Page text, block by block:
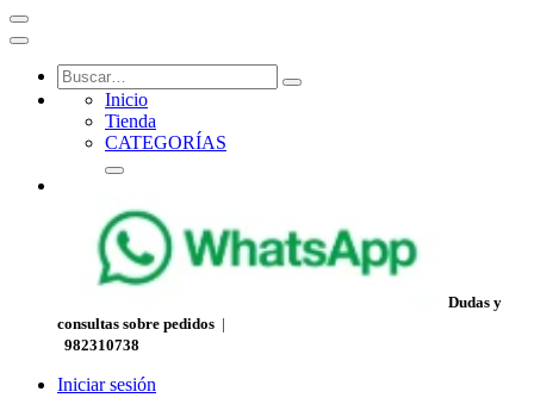
Inicio
Tienda
CATEGORÍAS
Dudas y
consultas sobre pedidos |
982310738
Iniciar sesión